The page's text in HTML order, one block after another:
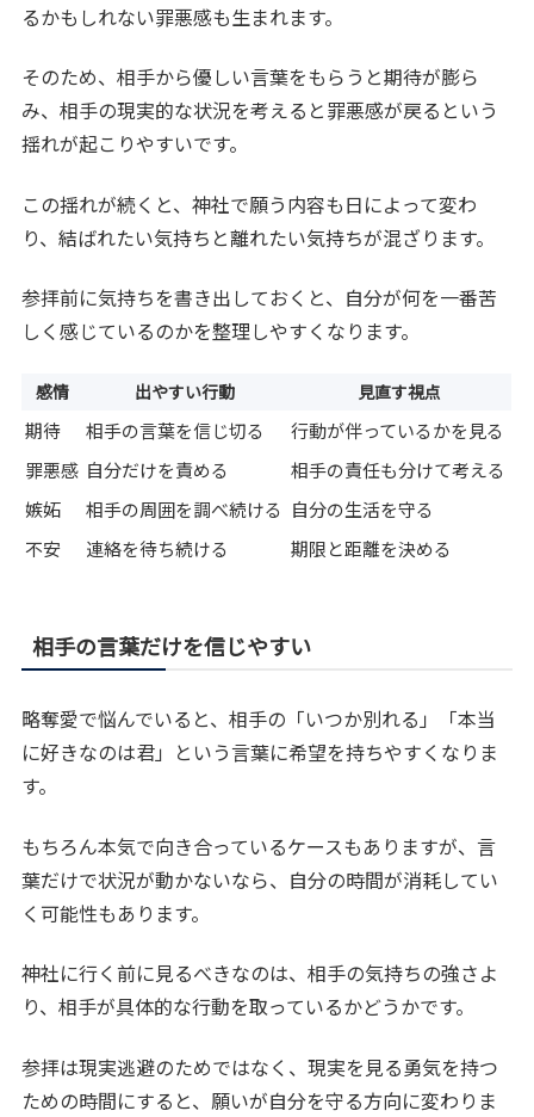
るかもしれない罪悪感も生まれます。
そのため、相手から優しい言葉をもらうと期待が膨ら
み、相手の現実的な状況を考えると罪悪感が戻るという
揺れが起こりやすいです。
この揺れが続くと、神社で願う内容も日によって変わ
り、結ばれたい気持ちと離れたい気持ちが混ざります。
参拝前に気持ちを書き出しておくと、自分が何を一番苦
しく感じているのかを整理しやすくなります。
感情 出やすい行動 見直す視点
期待 相手の言葉を信じ切る
行動が伴っているかを見る
罪悪感 自分だけを責める
相手の責任も分けて考える
嫉妬
相手の周囲を調べ続ける 自分の生活を守る
不安
連絡を待ち続ける 期限と距離を決める
相手の言葉だけを信じやすい
略奪愛で悩んでいると、相手の「いつか別れる」「本当
に好きなのは君」という言葉に希望を持ちやすくなりま
す。
もちろん本気で向き合っているケースもありますが、言
葉だけで状況が動かないなら、自分の時間が消耗してい
く可能性もあります。
神社に行く前に見るべきなのは、相手の気持ちの強さよ
り、相手が具体的な行動を取っているかどうかです。
参拝は現実逃避のためではなく、現実を見る勇気を持つ
ための時間にすると、願いが自分を守る方向に変わりま